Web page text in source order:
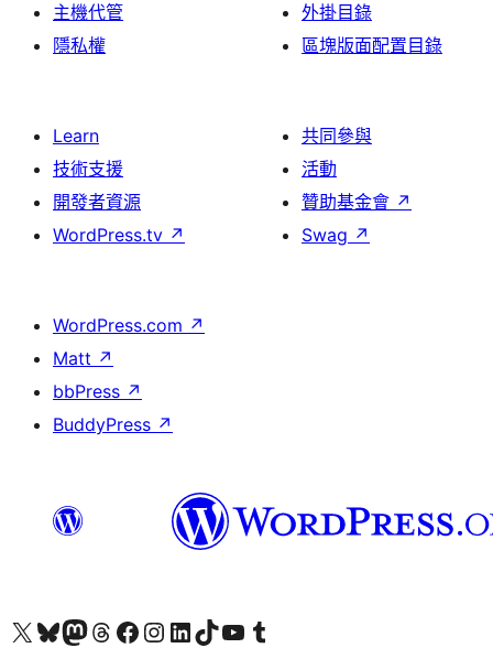
主機代管
隱私權
外掛目錄
區塊版面配置目錄
Learn
技術支援
開發者資源
WordPress.tv ↗
共同參與
活動
贊助基金會 ↗
Swag ↗
WordPress.com ↗
Matt ↗
bbPress ↗
BuddyPress ↗
查看我們的 X (之前的 Twitter) 帳號造訪我們的 Bluesky 帳號造訪我們的 Mastodon 帳號造訪我們的 Threads 帳號 造訪我們的 Facebook 粉絲專頁Visit our Instagram account
Visit our LinkedIn account
造訪我們的 TikTok 帳號Visit our YouTube channel
造訪我們的 Tumblr 帳號